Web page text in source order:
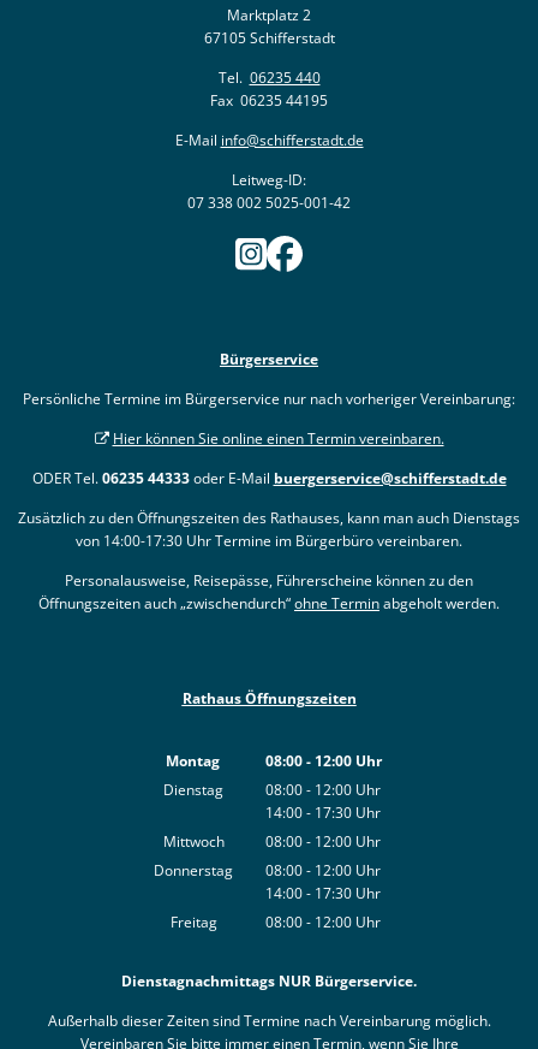
Marktplatz 2
67105 Schifferstadt
Tel. 06235 440
Fax 06235 44195
E-Mail info@schifferstadt.de
Leitweg-ID:
07 338 002 5025-001-42
Bürgerservice
Persönliche Termine im Bürgerservice nur nach vorheriger Vereinbarung:
Hier können Sie online einen Termin vereinbaren.
ODER Tel.06235 44333oder E-Mail buergerservice@schifferstadt.de
Zusätzlich zu den Öffnungszeiten des Rathauses, kann man auch Dienstags
von 14:00-17:30 Uhr Termine im Bürgerbüro vereinbaren.
Personalausweise, Reisepässe, Führerscheine können zu den
Öffnungszeiten auch „zwischendurch“ohne Terminabgeholt werden.
Rathaus Öffnungszeiten
Montag 08:00- 12:00Uhr
Von 08:00 bis 12:00 Uhr
Dienstag 08:00- 12:00 Uhr
Von 08:00 bis 12:00 Uhr
14:00- 17:30 Uhr
Von 14:00 bis 17:30 Uhr
Mittwoch 08:00- 12:00 Uhr
Von 08:00 bis 12:00 Uhr
Donnerstag 08:00- 12:00 Uhr
Von 08:00 bis 12:00 Uhr
14:00- 17:30 Uhr
Von 14:00 bis 17:30 Uhr
Freitag 08:00- 12:00 Uhr
Dienstagnachmittags NUR Bürgerservice.
Außerhalb dieser Zeiten sind Termine nach Vereinbarung möglich.
Vereinbaren Sie bitte immer einen Termin, wenn Sie Ihre